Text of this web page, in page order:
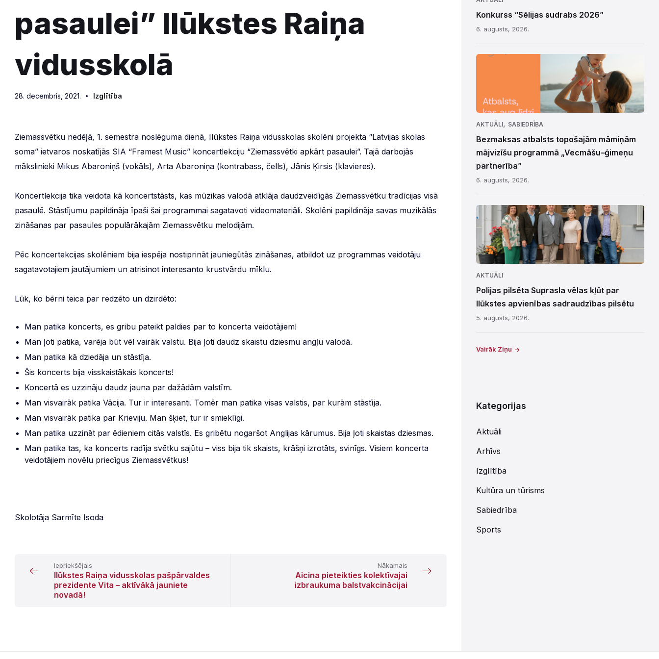
pasaulei” Ilūkstes Raiņa
vidusskolā
28. decembris, 2021. Izglītība
Ziemassvētku nedēļā, 1. semestra noslēguma dienā, Ilūkstes Raiņa vidusskolas skolēni projekta “Latvijas skolas
soma” ietvaros noskatījās SIA “Framest Music” koncertlekciju “Ziemassvētki apkārt pasaulei”. Tajā darbojās
mākslinieki Mikus Abaroniņš (vokāls), Arta Abaroniņa (kontrabass, čells), Jānis Ķirsis (klavieres).
Koncertlekcija tika veidota kā koncertstāsts, kas mūzikas valodā atklāja daudzveidīgās Ziemassvētku tradīcijas visā
pasaulē. Stāstījumu papildināja īpaši šai programmai sagatavoti videomateriāli. Skolēni papildināja savas muzikālās
zināšanas par pasaules populārākajām Ziemassvētku melodijām.
Pēc koncertekcijas skolēniem bija iespēja nostiprināt jauniegūtās zināšanas, atbildot uz programmas veidotāju
sagatavotajiem jautājumiem un atrisinot interesanto krustvārdu mīklu.
Lūk, ko bērni teica par redzēto un dzirdēto:
Man patika koncerts, es gribu pateikt paldies par to koncerta veidotājiem!
Man ļoti patika, varēja būt vēl vairāk valstu. Bija ļoti daudz skaistu dziesmu angļu valodā.
Man patika kā dziedāja un stāstīja.
Šis koncerts bija visskaistākais koncerts!
Koncertā es uzzināju daudz jauna par dažādām valstīm.
Man visvairāk patika Vācija. Tur ir interesanti. Tomēr man patika visas valstis, par kurām stāstīja.
Man visvairāk patika par Krieviju. Man šķiet, tur ir smieklīgi.
Man patika uzzināt par ēdieniem citās valstīs. Es gribētu nogaršot Anglijas kārumus. Bija ļoti skaistas dziesmas.
Man patika tas, ka koncerts radīja svētku sajūtu – viss bija tik skaists, krāšņi izrotāts, svinīgs. Visiem koncerta
veidotājiem novēlu priecīgus Ziemassvētkus!
Skolotāja Sarmīte Isoda
Iepriekšējais
Ilūkstes Raiņa vidusskolas pašpārvaldes
prezidente Vita – aktīvākā jauniete
novadā!
Nākamais
Aicina pieteikties kolektīvajai
izbraukuma balstvakcinācijai
Konkurss “Sēlijas sudrabs 2026”
6. augusts, 2026.
AKTUĀLI, SABIEDRĪBA
Bezmaksas atbalsts topošajām māmiņām
mājvizīšu programmā „Vecmāšu–ģimeņu
partnerība”
6. augusts, 2026.
AKTUĀLI
Polijas pilsēta Suprasla vēlas kļūt par
Ilūkstes apvienības sadraudzības pilsētu
5. augusts, 2026.
Vairāk Ziņu
Kategorijas
Aktuāli
Arhīvs
Izglītība
Kultūra un tūrisms
Sabiedrība
Sports